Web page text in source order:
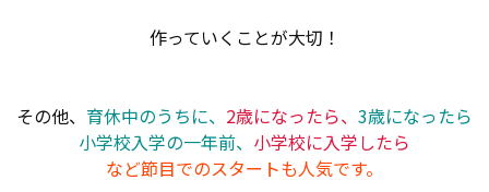
作っていくことが大切！
その他、 育休中のうちに、 2歳になったら、 3歳になったら
小学校入学の一年前、 小学校に入学したら
など節目でのスタートも人気です。